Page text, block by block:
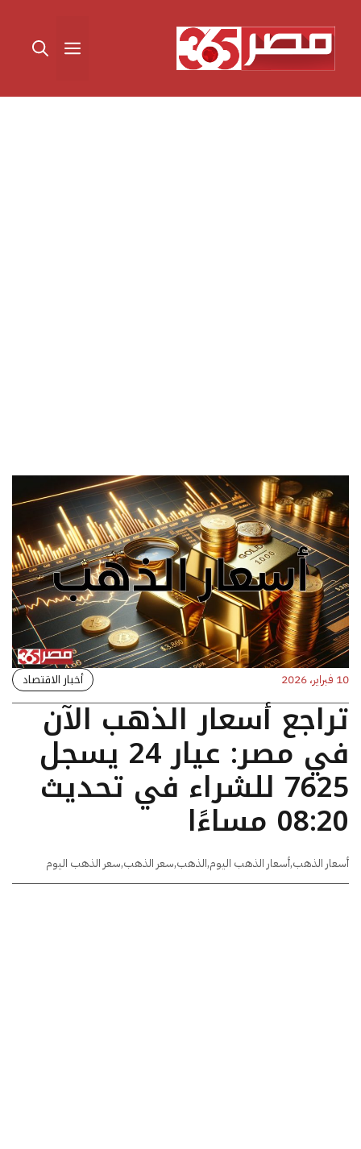
المحتوى القائمة
10 فبراير، 2026 أخبار الاقتصاد
تراجع أسعار الذهب الآن
في مصر: عيار 24 يسجل
7625 للشراء في تحديث
08:20 مساءًا
أسعار الذهب,أسعار الذهب اليوم,الذهب,سعر الذهب,سعر الذهب اليوم